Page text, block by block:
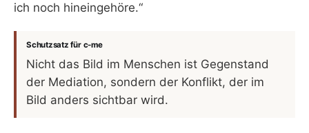
ich noch hineingehöre.“
Schutzsatz für c-me
Nicht das Bild im Menschen ist Gegenstand
der Mediation, sondern der Konflikt, der im
Bild anders sichtbar wird.